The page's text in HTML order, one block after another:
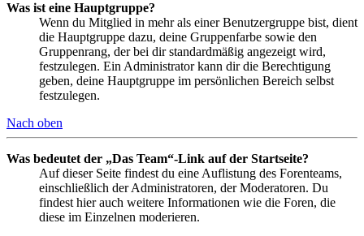
Was ist eine Hauptgruppe?
Wenn du Mitglied in mehr als einer Benutzergruppe bist, dient
die Hauptgruppe dazu, deine Gruppenfarbe sowie den
Gruppenrang, der bei dir standardmäßig angezeigt wird,
festzulegen. Ein Administrator kann dir die Berechtigung
geben, deine Hauptgruppe im persönlichen Bereich selbst
festzulegen.
Nach oben
Was bedeutet der „Das Team“-Link auf der Startseite?
Auf dieser Seite findest du eine Auflistung des Forenteams,
einschließlich der Administratoren, der Moderatoren. Du
findest hier auch weitere Informationen wie die Foren, die
diese im Einzelnen moderieren.